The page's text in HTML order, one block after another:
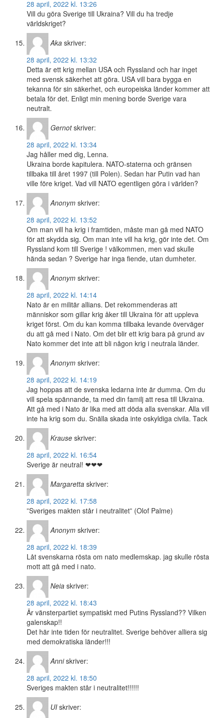
28 april, 2022 kl. 13:26
Vill du göra Sverige till Ukraina? Vill du ha tredje
världskriget?
Aka skriver:
28 april, 2022 kl. 13:32
Detta är ett krig mellan USA och Ryssland och har inget
med svensk säkerhet att göra. USA vill bara bygga en
tekanna för sin säkerhet, och europeiska länder kommer att
betala för det. Enligt min mening borde Sverige vara
neutralt.
Gernot skriver:
28 april, 2022 kl. 13:34
Jag håller med dig, Lenna.
Ukraina borde kapitulera. NATO-staterna och gränsen
tillbaka till året 1997 (till Polen). Sedan har Putin vad han
ville före kriget. Vad vill NATO egentligen göra i världen?
Anonym skriver:
28 april, 2022 kl. 13:52
Om man vill ha krig i framtiden, måste man gå med NATO
för att skydda sig. Om man inte vill ha krig, gör inte det. Om
Ryssland kom till Sverige ! välkommen, men vad skulle
hända sedan ? Sverige har inga fiende, utan dumheter.
Anonym skriver:
28 april, 2022 kl. 14:14
Nato är en militär allians. Det rekommenderas att
människor som gillar krig åker till Ukraina för att uppleva
kriget först. Om du kan komma tillbaka levande överväger
du att gå med i Nato. Om det blir ett krig bara på grund av
Nato kommer det inte att bli någon krig i neutrala länder.
Anonym skriver:
28 april, 2022 kl. 14:19
Jag hoppas att de svenska ledarna inte är dumma. Om du
vill spela spännande, ta med din familj att resa till Ukraina.
Att gå med i Nato är lika med att döda alla svenskar. Alla vill
inte ha krig som du. Snälla skada inte oskyldiga civila. Tack
Krause skriver:
28 april, 2022 kl. 16:54
Sverige är neutral! ❤❤❤
Margaretta skriver:
28 april, 2022 kl. 17:58
”Sveriges makten står i neutralitet” (Olof Palme)
Anonym skriver:
28 april, 2022 kl. 18:39
Låt svenskarna rösta om nato medlemskap. jag skulle rösta
mott att gå med i nato.
Neia skriver:
28 april, 2022 kl. 18:43
Är vänsterpartiet sympatiskt med Putins Ryssland?? Vilken
galenskap!!
Det här inte tiden för neutralitet. Sverige behöver alliera sig
med demokratiska länder!!!
Anni skriver:
28 april, 2022 kl. 18:50
Sveriges makten står i neutralitet!!!!!!
UI skriver: